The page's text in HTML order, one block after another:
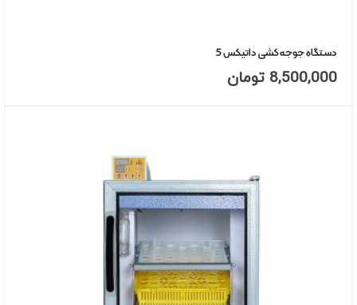
دستگاه جوجه کشی داتیکس 5
8,500,000 تومان